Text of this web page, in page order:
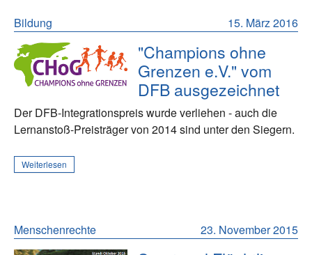
15. März 2016
Bildung
"Champions ohne
Grenzen e.V." vom
DFB ausgezeichnet
Der DFB-Integrationspreis wurde verliehen - auch die
Lernanstoß-Preisträger von 2014 sind unter den Siegern.
Weiterlesen
23. November 2015
Menschenrechte